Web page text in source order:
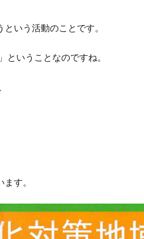
いう活動のことです。
いうことなのですね。
す。